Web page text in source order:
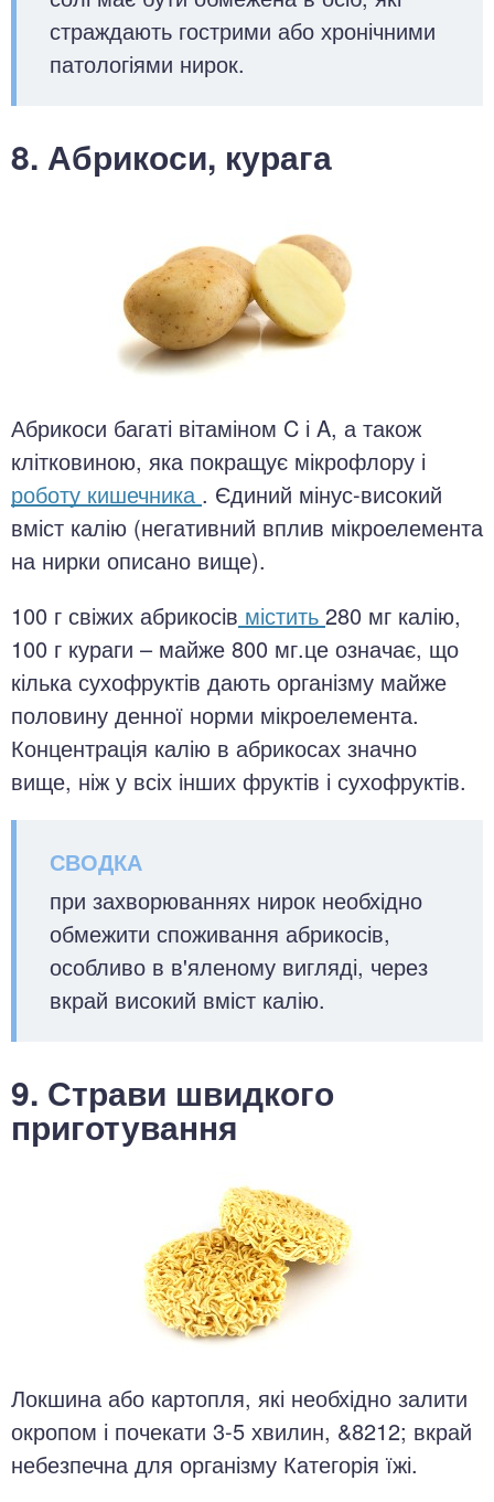
страждають гострими або хронічними
патологіями нирок.
8. Абрикоси, курага
Абрикоси багаті вітаміном C і A, а також
клітковиною, яка покращує мікрофлору і
роботу кишечника . Єдиний мінус-високий
вміст калію (негативний вплив мікроелемента
на нирки описано вище).
100 г свіжих абрикосів містить 280 мг калію,
100 г кураги – майже 800 мг.це означає, що
кілька сухофруктів дають організму майже
половину денної норми мікроелемента.
Концентрація калію в абрикосах значно
вище, ніж у всіх інших фруктів і сухофруктів.
при захворюваннях нирок необхідно
обмежити споживання абрикосів,
особливо в в'яленому вигляді, через
вкрай високий вміст калію.
9. Страви швидкого
приготування
Локшина або картопля, які необхідно залити
окропом і почекати 3-5 хвилин, &8212; вкрай
небезпечна для організму Категорія їжі.